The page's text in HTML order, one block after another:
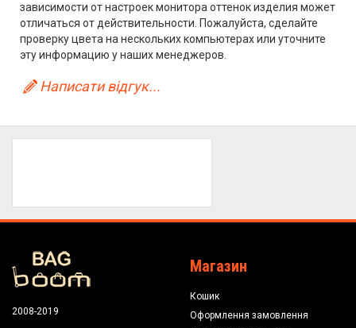
зависимости от настроек монитора оттенок изделия может
отличаться от действительности. Пожалуйста, сделайте
проверку цвета на нескольких компьютерах или уточните
эту информацию у наших менеджеров.
Написати відгук...
2008-2019
Магазин
Кошик
Оформлення замовлення